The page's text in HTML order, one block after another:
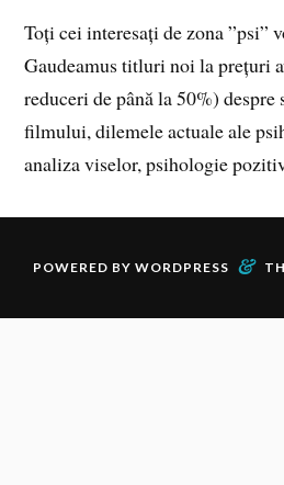
Toți cei interesați de zona ”psi”
Gaudeamus titluri noi la prețuri
reduceri de până la 50%) despre
filmului, dilemele actuale ale
analiza viselor, psihologie
POWERED BY WORDPRESS &